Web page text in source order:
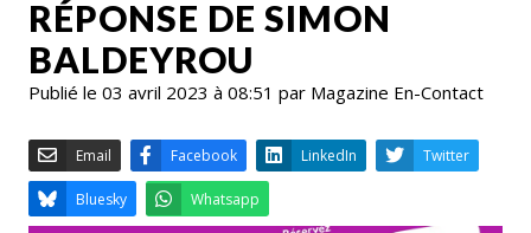
RÉPONSE DE SIMON
BALDEYROU
Publié le 03 avril 2023 à 08:51 par Magazine En-Contact